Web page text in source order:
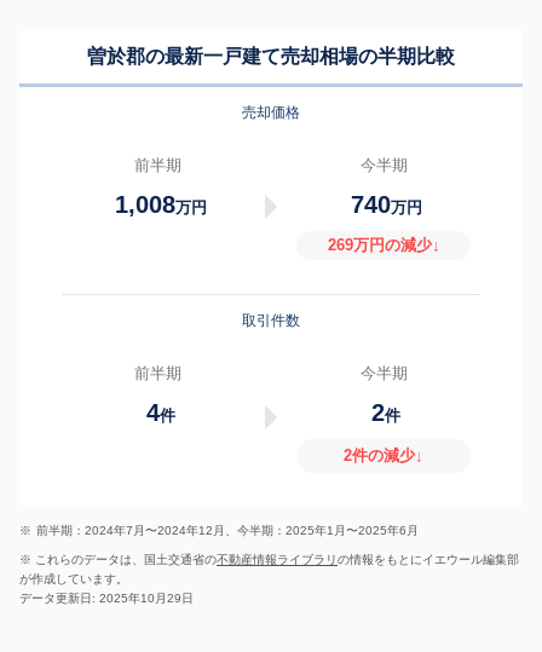
曽於郡の最新一戸建て売却相場の半期比較
売却価格
前半期
1,008万円
今半期
740万円
269万円の減少↓
取引件数
前半期
4件
今半期
2件
2件の減少↓
※ 前半期：2024年7月〜2024年12月、今半期：2025年1月〜2025年6月
※ これらのデータは、国土交通省の不動産情報ライブラリの情報をもとにイエウール編集部
が作成しています。
データ更新日: 2025年10月29日